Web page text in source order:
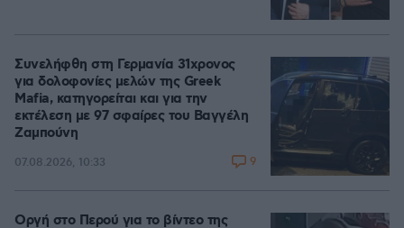
Συνελήφθη στη Γερμανία 31χρονος
για δολοφονίες μελών της Greek
Mafia, κατηγορείται και για την
εκτέλεση με 97 σφαίρες του Βαγγέλη
Ζαμπούνη
07.08.2026, 10:33 9
Οργή στο Περού για το βίντεο της